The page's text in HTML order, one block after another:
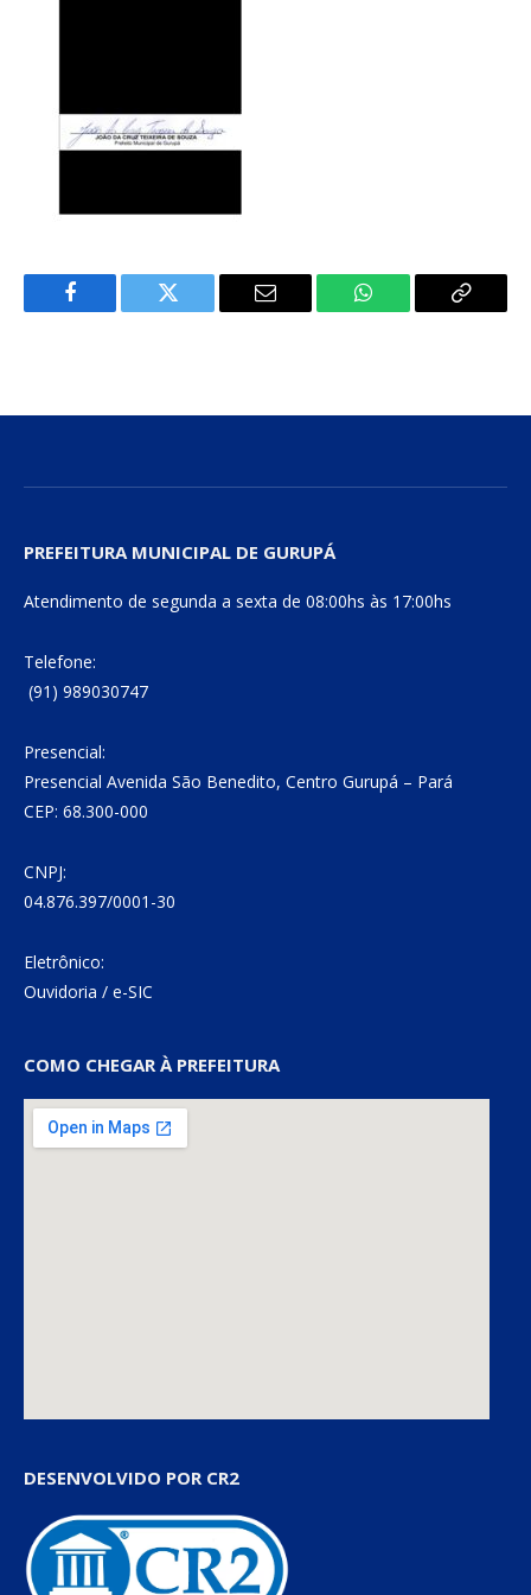
Facebook Twitter
E-
WhatsApp Copiar
PREFEITURA MUNICIPAL DE GURUPÁ
Atendimento de segunda a sexta de 08:00hs às 17:00hs
Telefone:
(91) 989030747
Presencial:
Presencial Avenida São Benedito, Centro Gurupá – Pará
CEP: 68.300-000
CNPJ:
04.876.397/0001-30
Eletrônico:
Ouvidoria / e-SIC
COMO CHEGAR À PREFEITURA
DESENVOLVIDO POR CR2